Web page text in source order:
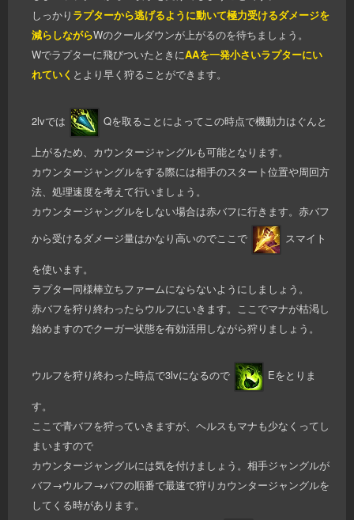
しっかり ラプターから逃げるように動いて極力受けるダメージを
減らしながらWのクールダウンが上がるのを待ちましょう。
Wでラプターに飛びついたときにAAを一発小さいラプターにい
れていく とより早く狩ることができます。
2lvでは Qを取ることによってこの時点で機動力はぐんと
上がるため、カウンタージャングルも可能となります。
カウンタージャングルをする際には相手のスタート位置や周回方
法、処理速度を考えて行いましょう。
カウンタージャングルをしない場合は赤バフに行きます。赤バフ
から受けるダメージ量はかなり高いのでここで
スマイト
を使います。
ラプター同様棒立ちファームにならないようにしましょう。
赤バフを狩り終わったらウルフにいきます。ここでマナが枯渇し
始めますのでクーガー状態を有効活用しながら狩りましょう。
ウルフを狩り終わった時点で3lvになるので Eをとりま
す。
ここで青バフを狩っていきますが、ヘルスもマナも少なくってし
まいますので
カウンタージャングルには気を付けましょう。相手ジャングルが
バフ→ウルフ→バフの順番で最速で狩りカウンタージャングルを
してくる時があります。